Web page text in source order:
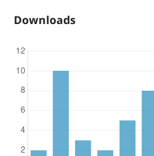
Downloads